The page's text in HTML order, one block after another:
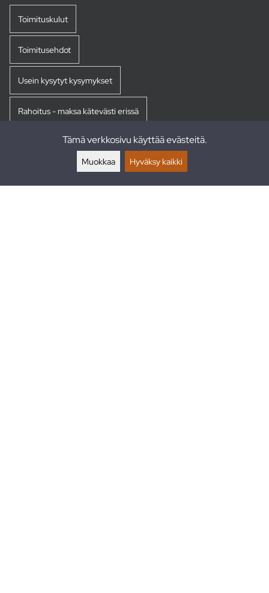
Toimituskulut
Toimitusehdot
Usein kysytyt kysymykset
Rahoitus - maksa kätevästi erissä
Tämä verkkosivu käyttää evästeitä.
Muokkaa Hyväksy kaikki